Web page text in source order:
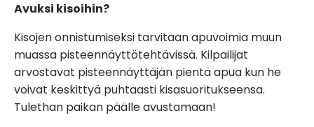
Avuksi kisoihin?
Kisojen onnistumiseksi tarvitaan apuvoimia muun
muassa pisteennäyttötehtävissä. Kilpailijat
arvostavat pisteennäyttäjän pientä apua kun he
voivat keskittyä puhtaasti kisasuoritukseensa.
Tulethan paikan päälle avustamaan!